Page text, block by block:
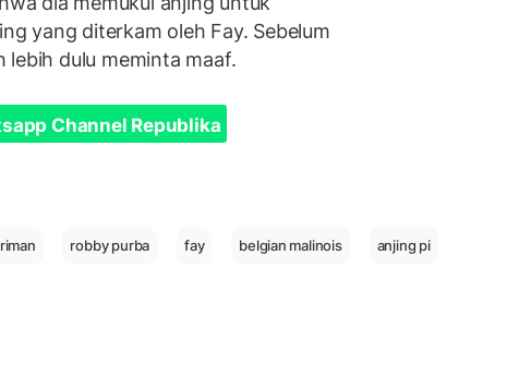
yang diterkam oleh Fay. Sebelum
lebih dulu meminta maaf.
Channel Republika
robby purba fay belgian malinois anjing pi